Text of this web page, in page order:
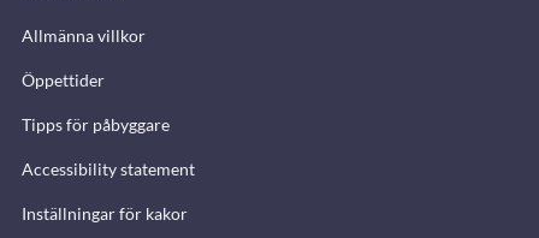
Allmänna villkor
Öppettider
Tipps för påbyggare
Accessibility statement
Inställningar för kakor